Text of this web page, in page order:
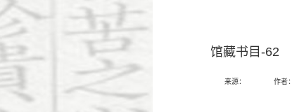
馆藏书目-62
来源： 作者：